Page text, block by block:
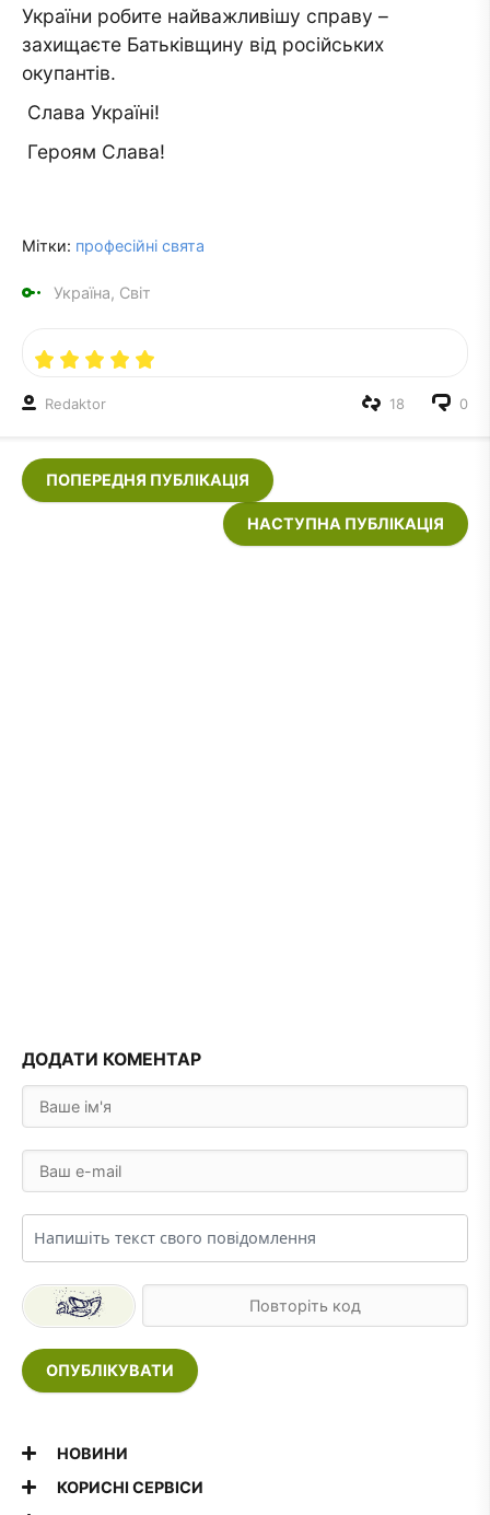
України робите найважливішу справу –
захищаєте Батьківщину від російських
окупантів.
Слава Україні!
Героям Слава!
Мітки: професійні свята
Україна, Світ
Redaktor 0
18
ПОПЕРЕДНЯ ПУБЛІКАЦІЯ
НАСТУПНА ПУБЛІКАЦІЯ
ДОДАТИ КОМЕНТАР
ОПУБЛІКУВАТИ
НОВИНИ
КОРИСНІ СЕРВІСИ